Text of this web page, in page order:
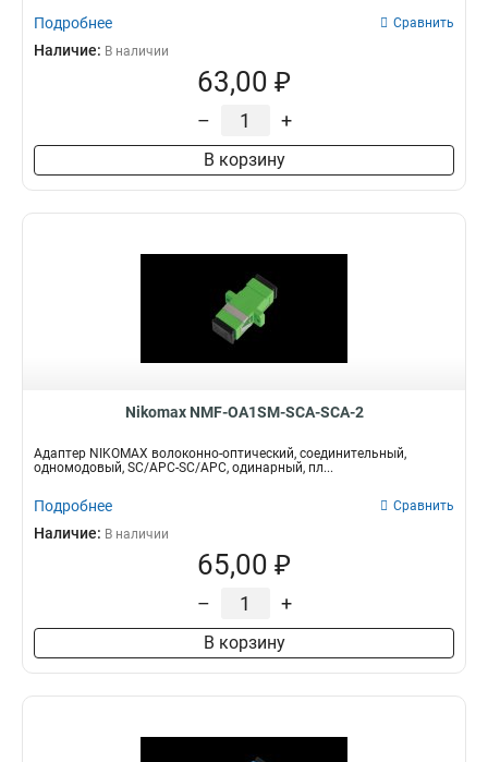
Подробнее Сравнить
Наличие: В наличии
63,00 ₽
– +
В корзину
Nikomax NMF-OA1SM-SCA-SCA-2
Адаптер NIKOMAX волоконно-оптический, соединительный,
одномодовый, SC/APC-SC/APC, одинарный, пл...
Подробнее Сравнить
Наличие: В наличии
65,00 ₽
– +
В корзину